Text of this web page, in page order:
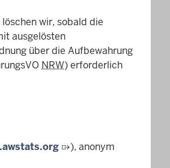
wir, sobald die
ausgelösten
über die Aufbewahrung
NRW) erforderlich
), anonym